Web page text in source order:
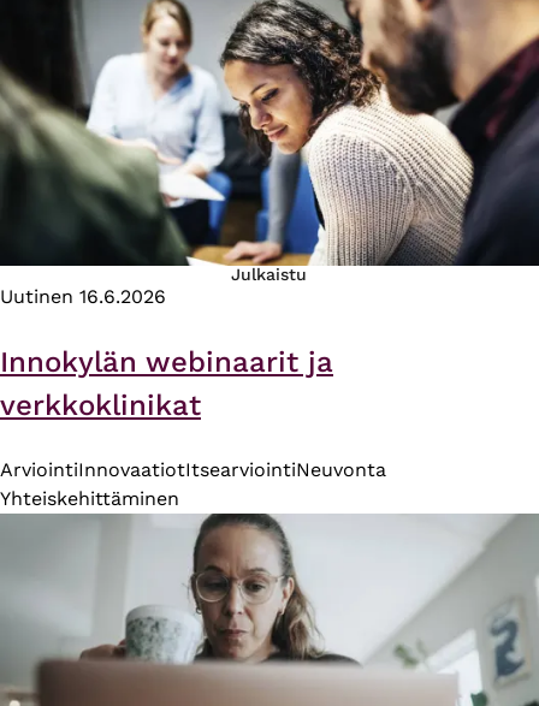
Julkaistu
Uutinen 16.6.2026
Innokylän webinaarit ja
verkkoklinikat
ArviointiInnovaatiotItsearviointiNeuvonta
Yhteiskehittäminen